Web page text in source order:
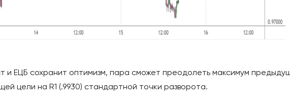
и ЕЦБ сохранит оптимизм, пара сможет преодолеть максимум
цели на R1 (.9930) стандартной точки разворота.